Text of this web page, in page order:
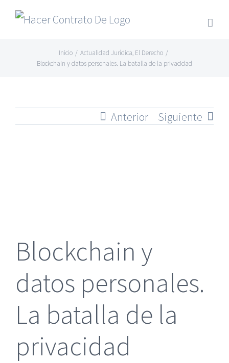
Skip
Inicio / Actualidad Jurídica, El Derecho /
Blockchain y datos personales. La batalla de la privacidad
Anterior Siguiente
Blockchain y
datos personales.
La batalla de la
privacidad